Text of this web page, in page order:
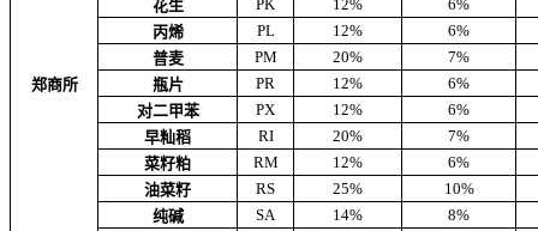
郑商所
花生
PK 12%
6%
丙烯
PL 12%
6%
普麦
PM 20%
7%
瓶片
PR 12%
6%
对二甲苯
PX 12%
6%
早籼稻
RI 20%
7%
菜籽粕
RM 12%
6%
油菜籽
RS 25%
10%
纯碱
SA 14%
8%